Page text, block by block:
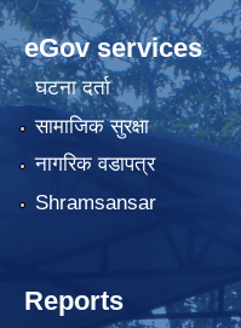
eGov services
घटना दर्ता
सामाजिक सुरक्षा
नागरिक वडापत्र
Shramsansar
Reports